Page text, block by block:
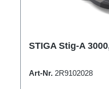
STIGA Stig-A
Art-Nr. 2R9102028